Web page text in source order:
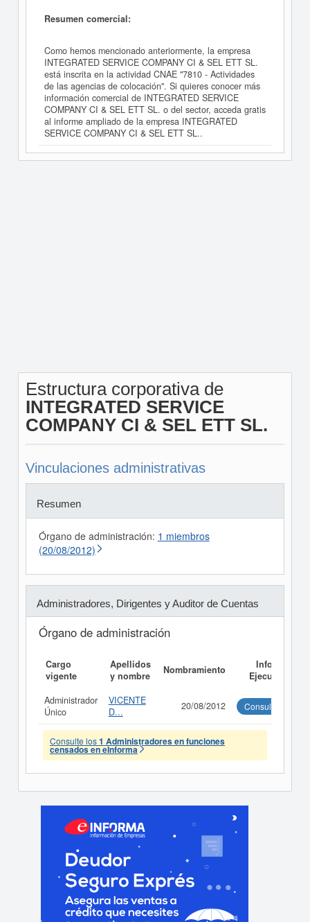
Resumen comercial:
Como hemos mencionado anteriormente, la empresa
INTEGRATED SERVICE COMPANY CI & SEL ETT SL.
está inscrita en la actividad CNAE "7810 - Actividades
de las agencias de colocación". Si quieres conocer más
información comercial de INTEGRATED SERVICE
COMPANY CI & SEL ETT SL. o del sector, acceda gratis
al informe ampliado de la empresa INTEGRATED
SERVICE COMPANY CI & SEL ETT SL..
Estructura corporativa de
INTEGRATED SERVICE
COMPANY CI & SEL ETT SL.
Vinculaciones administrativas
Resumen
Órgano de administración: 1 miembros
(20/08/2012)
Administradores, Dirigentes y Auditor de Cuentas
Órgano de administración
Cargo
vigente
Apellidos
y nombre
Nombramiento
Informe
Ejecutivo
Administrador
Único
VICENTE
D...
20/08/2012 Consultar
Consulte los1 Administradores en funciones
censados en eInforma